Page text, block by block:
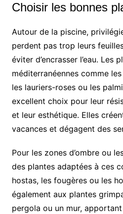
Choisir les bonnes
Autour de la piscine,
perdent pas trop leurs
éviter d’encrasser l’eau. Les
méditerranéennes comme
les lauriers-roses ou les
excellent choix pour leur
et leur esthétique. Elles
vacances et dégagent des
Pour les zones d’ombre ou
des plantes adaptées à ces
hostas, les fougères ou les
également aux plantes
pergola ou un mur,